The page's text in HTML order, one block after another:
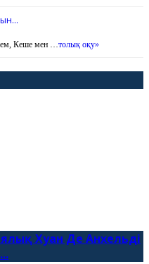
Кеше мен …толық оқу»
Хуан Де Анхельді